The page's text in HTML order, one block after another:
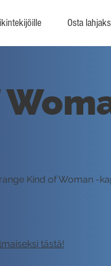
Osta
Kind of Woman -
tästä!